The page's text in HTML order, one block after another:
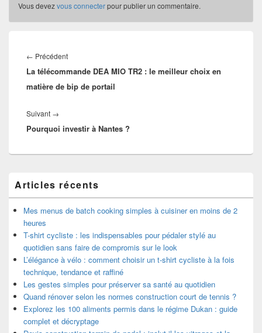
Vous devezvous connecterpour publier un commentaire.
de
l’article
← PrécédentArticle
précédent :
La télécommande DEA MIO TR2 : le meilleur choix en
matière de bip de portail
Suivant →
suivant :
Pourquoi investir à Nantes ?
principale
de
widget
barre
latérale
Articles récents
Mes menus de batch cooking simples à cuisiner en moins de 2
heures
T-shirt cycliste : les indispensables pour pédaler stylé au
quotidien sans faire de compromis sur le look
L’élégance à vélo : comment choisir un t-shirt cycliste à la fois
technique, tendance et raffiné
Les gestes simples pour préserver sa santé au quotidien
Quand rénover selon les normes construction court de tennis ?
Explorez les 100 aliments permis dans le régime Dukan : guide
complet et décryptage